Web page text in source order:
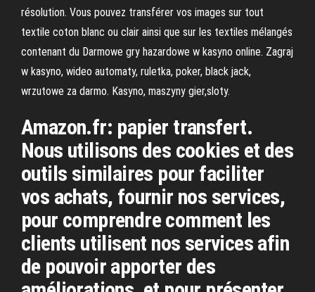
résolution. Vous pouvez transférer vos images sur tout
textile coton blanc ou clair ainsi que sur les textiles mélangés
contenant du Darmowe gry hazardowe w kasyno online. Zagraj
w kasyno, wideo automaty, ruletka, poker, black jack,
wrzutowe za darmo. Kasyno, maszyny gier,sloty.
Amazon.fr: papier transfert.
Nous utilisons des cookies et des
outils similaires pour faciliter
vos achats, fournir nos services,
pour comprendre comment les
clients utilisent nos services afin
de pouvoir apporter des